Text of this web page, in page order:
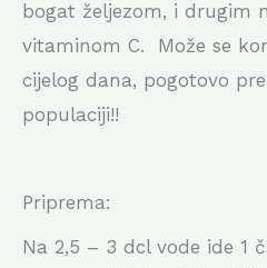
bogat željezom, i drugim
vitaminom C. Može se
cijelog dana, pogotovo
populaciji!!
Priprema:
Na 2,5 – 3 dcl vode ide 1